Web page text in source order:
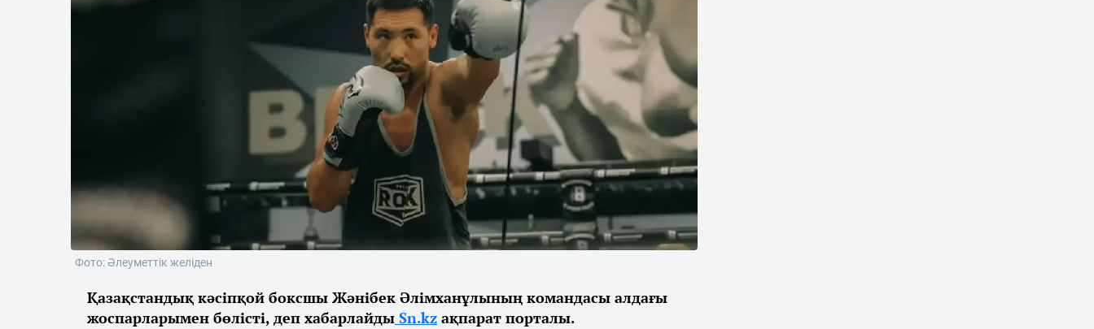
Фото: Әлеуметтік желіден
Қазақстандық кәсіпқой боксшы Жәнібек Әлімханұлының командасы алдағы
жоспарларымен бөлісті, деп хабарлайды Sn.kz ақпарат порталы.